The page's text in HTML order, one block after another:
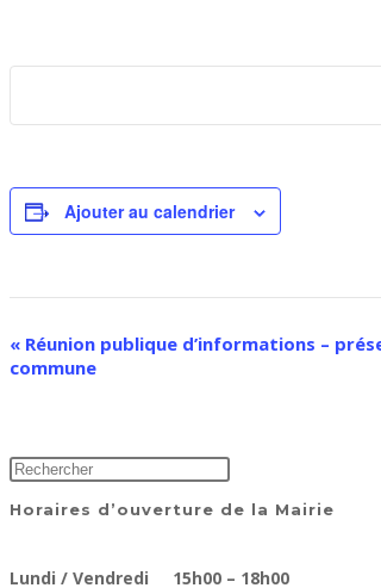
Ajouter au calendrier
Navigation
Évènement
« Réunion publique d’informations –
commune
Horaires d’ouverture de la Mairie
Lundi / Vendredi 15h00 – 18h00